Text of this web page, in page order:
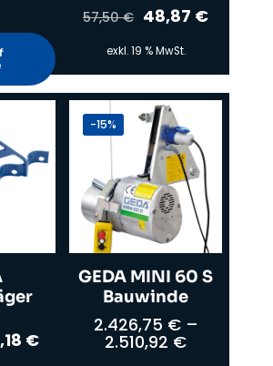
57,50€ Ursprünglicher
war:
48,87 €
exkl. 19 % MwSt.
€Aktueller
-15%
GEDA MINI 60 S
Bauwinde
2.426,75 €–
2.510,92 €